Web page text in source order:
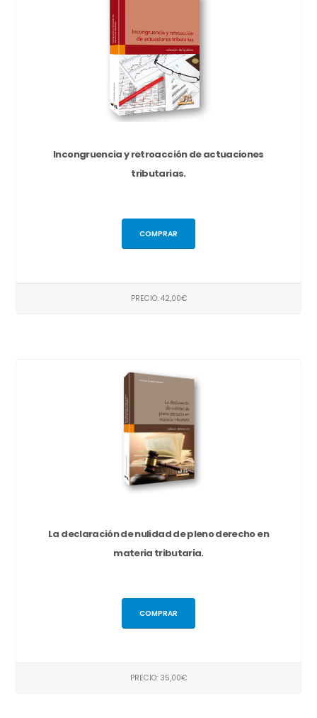
Incongruencia y retroacción de actuaciones
tributarias.
COMPRAR
PRECIO: 42,00€
La declaración de nulidad de pleno derecho en
materia tributaria.
COMPRAR
PRECIO: 35,00€